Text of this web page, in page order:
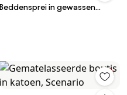
Beddensprei in gewassen